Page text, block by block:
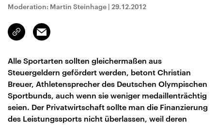
Moderation: Martin Steinhage | 29.12.2012
Link
kopieren/teilen
Email
Alle Sportarten sollten gleichermaßen aus
Steuergeldern gefördert werden, betont Christian
Breuer, Athletensprecher des Deutschen Olympischen
Sportbunds, auch wenn sie weniger medaillenträchtig
seien. Der Privatwirtschaft sollte man die Finanzierung
des Leistungssports nicht überlassen, weil deren